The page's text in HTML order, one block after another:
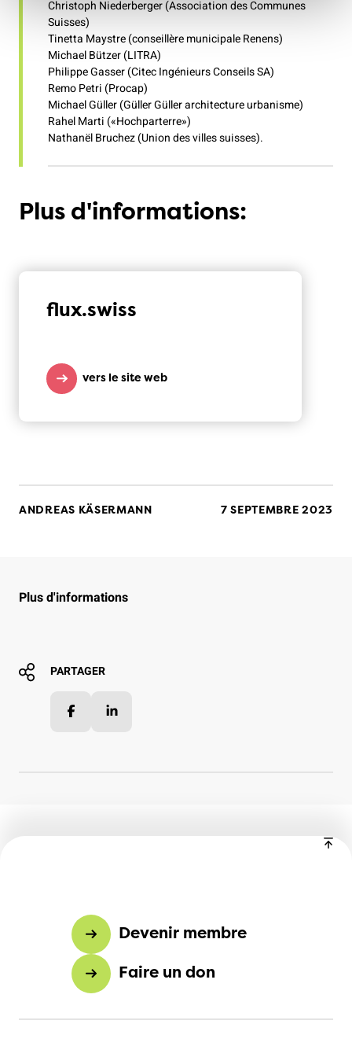
Christoph Niederberger (Association des Communes
Suisses)
Tinetta Maystre (conseillère municipale Renens)
Michael Bützer (LITRA)
Philippe Gasser (Citec Ingénieurs Conseils SA)
Remo Petri (Procap)
Michael Güller (Güller Güller architecture urbanisme)
Rahel Marti («Hochparterre»)
Nathanël Bruchez (Union des villes suisses).
Plus d'informations:
flux.swiss
vers le site web
ANDREAS KÄSERMANN 7 SEPTEMBRE 2023
Plus d'informations
PARTAGER
Facebook
Devenir membre
Faire un don